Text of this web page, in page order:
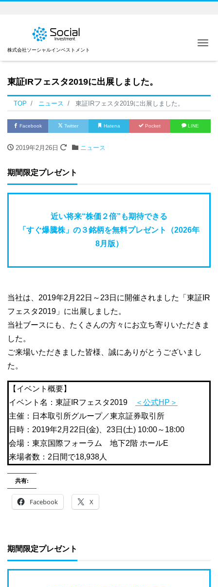
株式会社ソーシャルインベストメント
東証IRフェスタ2019に出展しました。
TOP ニュース 東証IRフェスタ2019に出展しました。
Facebook Twitter Hatena Pocket LINE
2019年2月26日 ニュース
期間限定プレゼント
近い将来“株価２倍”も期待できる
「すぐ爆騰株」の３銘柄を無料プレゼント（2026年
8月版）
当社は、2019年2月22日～23日に開催されました「東証IR
フェスタ2019」に出展しました。
当社ブースにも、たくさんの方々にお立ち寄りいただきま
した。
ご来場いただきました皆様、誠にありがとうございまし
た。
【イベント概要】
イベント名：東証IRフェスタ2019
＜公式HP＞
主催：日本取引所グループ／東京証券取引所
日時：2019年2月22日(金)、23日(土) 10:00～18:00
会場：東京国際フォーラム 地下2階 ホールE
来場者数：2日間で18,938人
共有:
Facebook X
期間限定プレゼント